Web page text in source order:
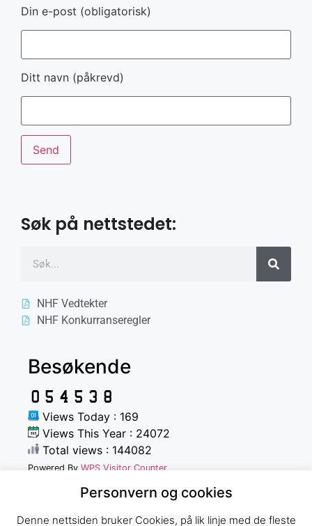
Din e-post (obligatorisk)
Ditt navn (påkrevd)
Søk på nettstedet:
NHF Vedtekter
NHF Konkurranseregler
Besøkende
Views Today : 169
Views This Year : 24072
Total views : 144082
Powered By WPS Visitor Counter
Personvern og cookies
Denne nettsiden bruker Cookies, på lik linje med de fleste